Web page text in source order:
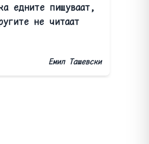
едните пишуваат,
не читаат
Емил Ташевски